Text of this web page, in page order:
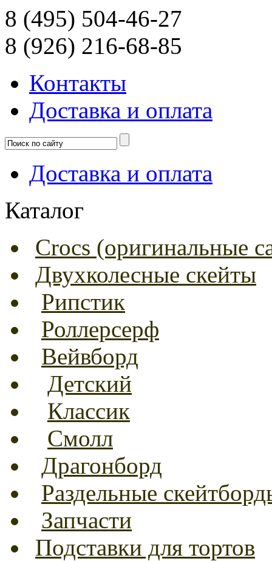
8 (495) 504-46-27
8 (926) 216-68-85
Контакты
Доcтавка и оплата
Доcтавка и оплата
Каталог
Crocs (оригинальные
Двухколесные скейты
Рипстик
Роллерсерф
Вейвборд
Детский
Классик
Смолл
Драгонборд
Раздельные
Запчасти
Подставки для тортов